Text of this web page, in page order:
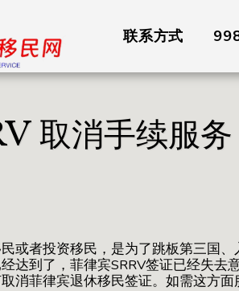
联系方式
取消手续服务
或者投资移民，是为了跳板第三国
达到了，菲律宾SRRV签证已经失去
消菲律宾退休移民签证。如需这方